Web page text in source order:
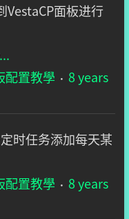
VestaCP面板进行
配置教學 · 8 years
时任务添加每天某
配置教學 · 8 years